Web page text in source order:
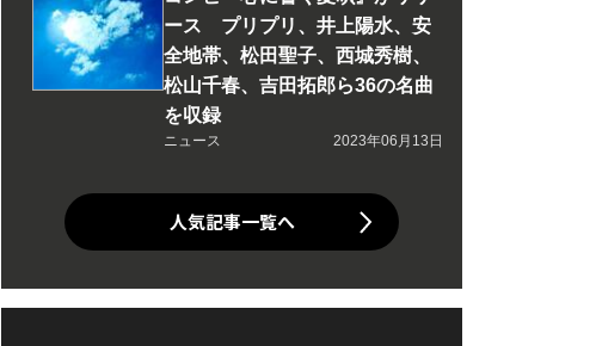
ース プリプリ、井上陽水、安
全地帯、松田聖子、西城秀樹、
松山千春、吉田拓郎ら36の名曲
を収録
ニュース 2023年06月13日
人気記事一覧へ